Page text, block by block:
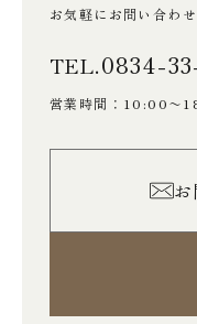
お気軽にお問い合わせ
TEL.0834-
営業時間：10:00〜